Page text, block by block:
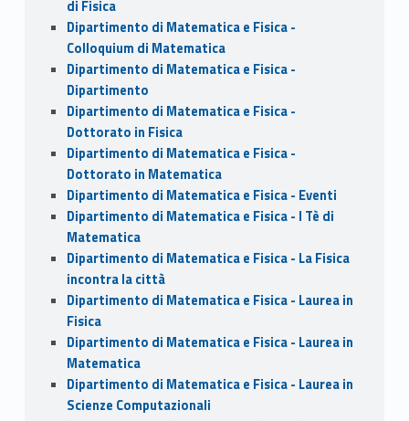
di Fisica
Dipartimento di Matematica e Fisica -
Colloquium di Matematica
Dipartimento di Matematica e Fisica -
Dipartimento
Dipartimento di Matematica e Fisica -
Dottorato in Fisica
Dipartimento di Matematica e Fisica -
Dottorato in Matematica
Dipartimento di Matematica e Fisica - Eventi
Dipartimento di Matematica e Fisica - I Tè di
Matematica
Dipartimento di Matematica e Fisica - La Fisica
incontra la città
Dipartimento di Matematica e Fisica - Laurea in
Fisica
Dipartimento di Matematica e Fisica - Laurea in
Matematica
Dipartimento di Matematica e Fisica - Laurea in
Scienze Computazionali